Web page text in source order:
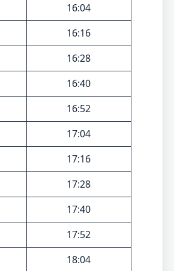
16:04
16:16
16:28
16:40
16:52
17:04
17:16
17:28
17:40
17:52
18:04